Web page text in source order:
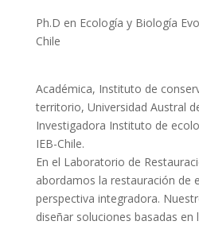
Ph.D en Ecología y Biología
Chile
Académica, Instituto de
territorio, Universidad Austral
Investigadora Instituto de
IEB-Chile.
En el Laboratorio de
abordamos la restauración de
perspectiva integradora.
diseñar soluciones basadas